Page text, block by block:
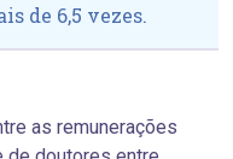
de 6,5 vezes.
as remunerações